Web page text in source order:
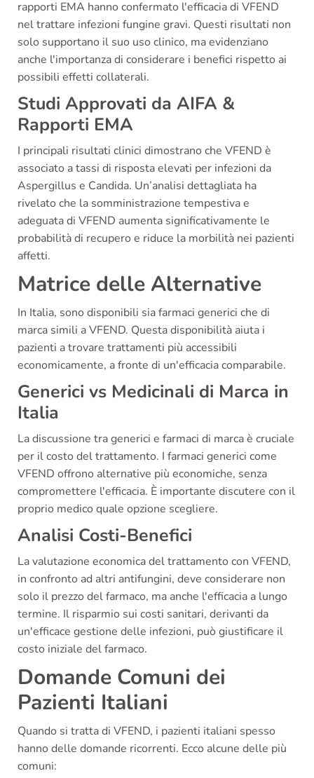
rapporti EMA hanno confermato l'efficacia di VFEND
nel trattare infezioni fungine gravi. Questi risultati non
solo supportano il suo uso clinico, ma evidenziano
anche l'importanza di considerare i benefici rispetto ai
possibili effetti collaterali.
Studi Approvati da AIFA &
Rapporti EMA
I principali risultati clinici dimostrano che VFEND è
associato a tassi di risposta elevati per infezioni da
Aspergillus e Candida. Un’analisi dettagliata ha
rivelato che la somministrazione tempestiva e
adeguata di VFEND aumenta significativamente le
probabilità di recupero e riduce la morbilità nei pazienti
affetti.
Matrice delle Alternative
In Italia, sono disponibili sia farmaci generici che di
marca simili a VFEND. Questa disponibilità aiuta i
pazienti a trovare trattamenti più accessibili
economicamente, a fronte di un'efficacia comparabile.
Generici vs Medicinali di Marca in
Italia
La discussione tra generici e farmaci di marca è cruciale
per il costo del trattamento. I farmaci generici come
VFEND offrono alternative più economiche, senza
compromettere l'efficacia. È importante discutere con il
proprio medico quale opzione scegliere.
Analisi Costi-Benefici
La valutazione economica del trattamento con VFEND,
in confronto ad altri antifungini, deve considerare non
solo il prezzo del farmaco, ma anche l'efficacia a lungo
termine. Il risparmio sui costi sanitari, derivanti da
un'efficace gestione delle infezioni, può giustificare il
costo iniziale del farmaco.
Domande Comuni dei
Pazienti Italiani
Quando si tratta di VFEND, i pazienti italiani spesso
hanno delle domande ricorrenti. Ecco alcune delle più
comuni: